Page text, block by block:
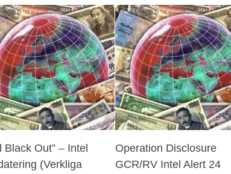
Black Out” – Intel
(Verkliga
Operation Disclosure
GCR/RV Intel Alert 24